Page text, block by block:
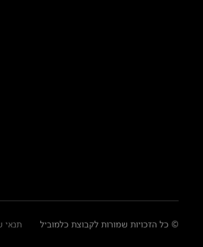
© כל הזכויות שמורות לקבוצת כלמוביל תנאי